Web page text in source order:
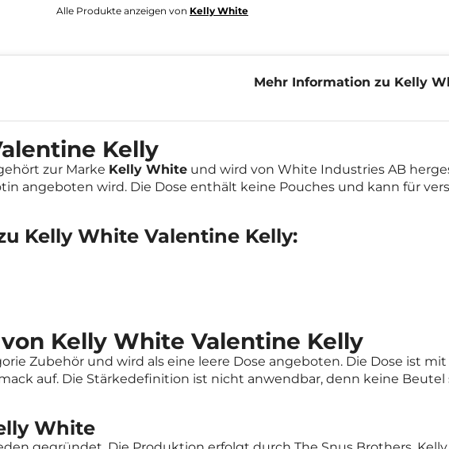
Mehr Information zu Kelly
Kelly
zur Marke Kelly White und wird von White Industries AB
angeboten wird. Die Dose enthält keine Pouches und kann für
Kelly White Valentine Kelly:
Kelly White Valentine Kelly
Zubehör und wird als eine leere Dose angeboten. Die Dose ist
auf. Die Stärkedefinition ist nicht anwendbar, denn keine Beutel
White
Alle Produkte anzeigen von Kelly White